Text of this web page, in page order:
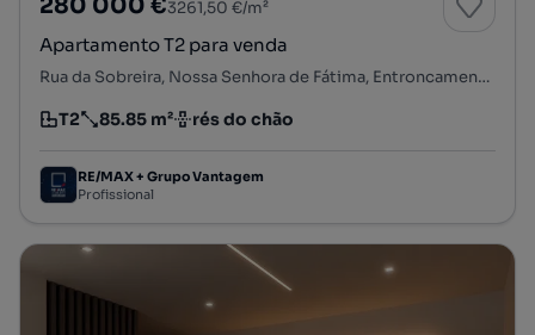
3261,50 €/m²
Apartamento T2 para venda
Rua da Sobreira, Nossa Senhora de Fátima, Entroncamento, Santarém
Tipologia
T2
Preço por metro quadrado
85.85 m²
Andar rés do chão
RE/MAX + Grupo Vantagem
Profissional